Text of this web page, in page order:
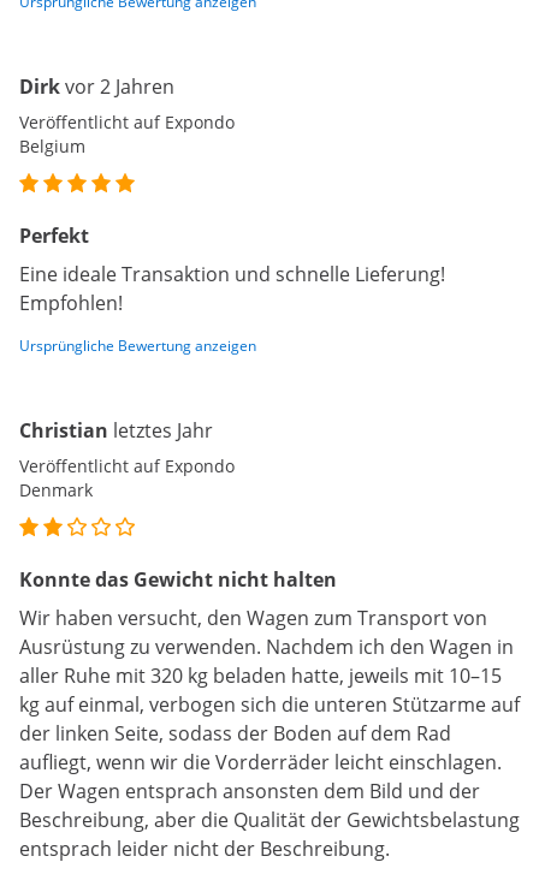
Dirkvor 2 Jahren
Veröffentlicht auf Expondo
Belgium
Perfekt
Eine ideale Transaktion und schnelle Lieferung!
Empfohlen!
Ursprüngliche Bewertung anzeigen
Christian letztes Jahr
Veröffentlicht auf Expondo
Denmark
Konnte das Gewicht nicht halten
Wir haben versucht, den Wagen zum Transport von
Ausrüstung zu verwenden. Nachdem ich den Wagen in
aller Ruhe mit 320 kg beladen hatte, jeweils mit 10–15
kg auf einmal, verbogen sich die unteren Stützarme auf
der linken Seite, sodass der Boden auf dem Rad
aufliegt, wenn wir die Vorderräder leicht einschlagen.
Der Wagen entsprach ansonsten dem Bild und der
Beschreibung, aber die Qualität der Gewichtsbelastung
entsprach leider nicht der Beschreibung.